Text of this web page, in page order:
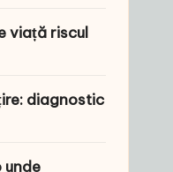
viață riscul
diagnostic
unde